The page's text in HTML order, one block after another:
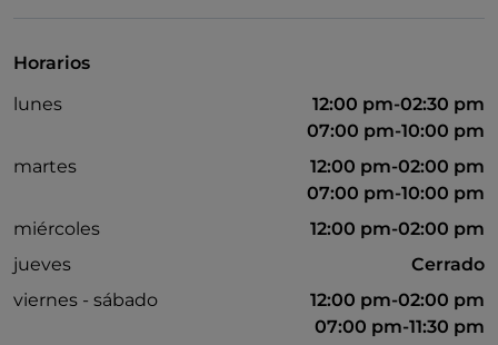
Horarios
lunes
12:00 pm-02:30 pm
07:00 pm-10:00 pm
martes
12:00 pm-02:00 pm
07:00 pm-10:00 pm
miércoles
12:00 pm-02:00 pm
jueves
Cerrado
viernes - sábado
12:00 pm-02:00 pm
07:00 pm-11:30 pm